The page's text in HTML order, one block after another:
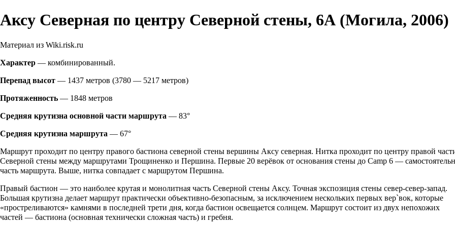
Аксу Северная по центру Северной стены, 6А (Могила, 2006)
Материал из Wiki.risk.ru
Характер — комбинированный.
Перепад высот — 1437 метров (3780 — 5217 метров)
Протяженность — 1848 метров
Средняя крутизна основной части маршрута — 83°
Средняя крутизна маршрута — 67°
Маршрут проходит по центру правого бастиона северной стены вершины Аксу северная. Нитка проходит по центру правой
Северной стены между маршрутами Трощиненко и Першина. Первые 20 верёвок от основания стены до Camp 6 —
часть маршрута. Выше, нитка совпадает с маршрутом Першина.
Правый бастион — это наиболее крутая и монолитная часть Северной стены Аксу. Точная экспозиция стены север-север-запад.
Большая крутизна делает маршрут практически объективно-безопасным, за исключением нескольких первых вер`вок, которые
«простреливаются» камнями в последней трети дня, когда бастион освещается солнцем. Маршрут состоит из двух непохожих
частей — бастиона (основная технически сложная часть) и гребня.